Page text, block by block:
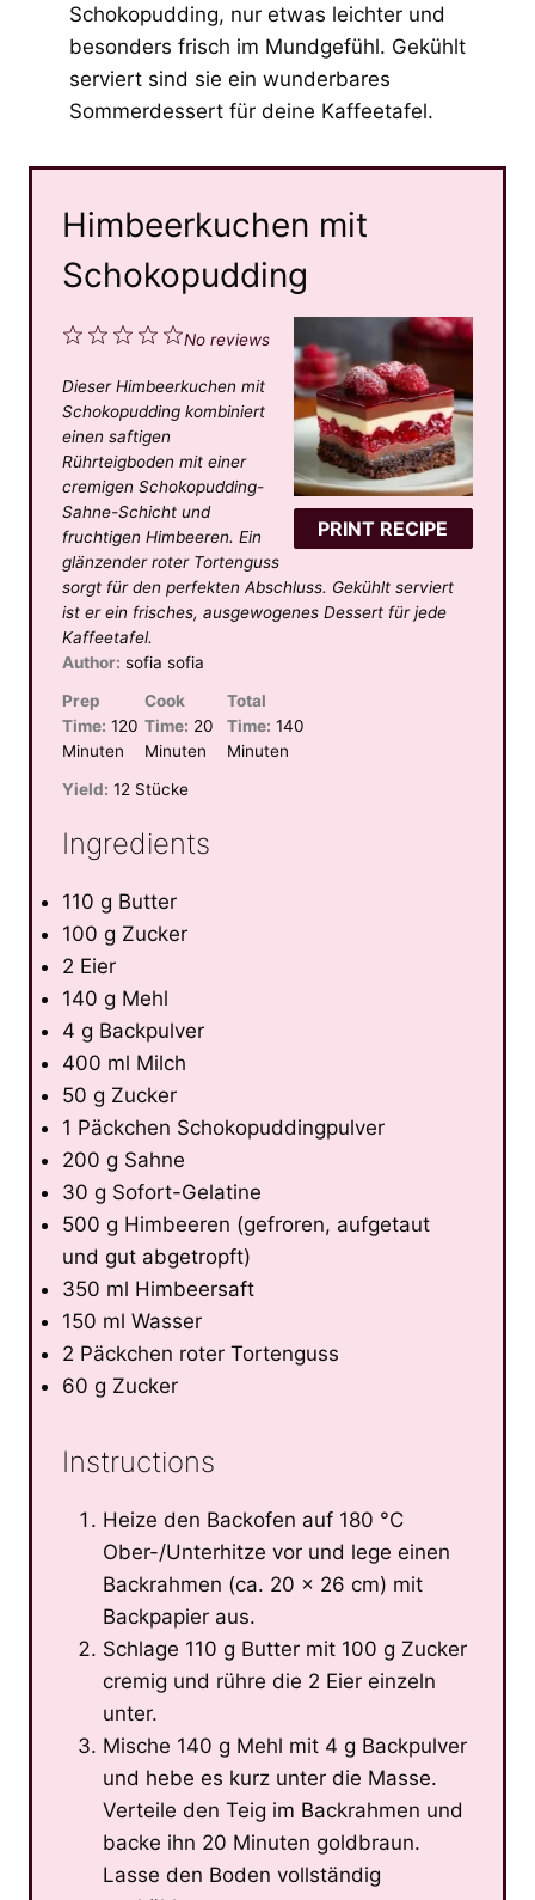
Schokopudding, nur etwas leichter und
besonders frisch im Mundgefühl. Gekühlt
serviert sind sie ein wunderbares
Sommerdessert für deine Kaffeetafel.
Himbeerkuchen mit
Schokopudding
PRINT RECIPE
5
t
r
s
4
t
a
r
s
3
t
a
r
s
2
t
a
r
s
1
t
a
r
No reviews
Dieser Himbeerkuchen mit
Schokopudding kombiniert
einen saftigen
Rührteigboden mit einer
cremigen Schokopudding-
Sahne-Schicht und
fruchtigen Himbeeren. Ein
glänzender roter Tortenguss
sorgt für den perfekten Abschluss. Gekühlt serviert
ist er ein frisches, ausgewogenes Dessert für jede
Kaffeetafel.
Author: sofia sofia
Prep
Time: 120
Minuten
Cook
Time: 20
Minuten
Total
Time: 140
Minuten
Yield: 12 Stücke
Ingredients
110 g Butter
100 g Zucker
2 Eier
140 g Mehl
4 g Backpulver
400 ml Milch
50 g Zucker
1 Päckchen Schokopuddingpulver
200 g Sahne
30 g Sofort-Gelatine
500 g Himbeeren (gefroren, aufgetaut
und gut abgetropft)
350 ml Himbeersaft
150 ml Wasser
2 Päckchen roter Tortenguss
60 g Zucker
Instructions
Heize den Backofen auf 180 °C
Ober-/Unterhitze vor und lege einen
Backrahmen (ca. 20 × 26 cm) mit
Backpapier aus.
Schlage 110 g Butter mit 100 g Zucker
cremig und rühre die 2 Eier einzeln
unter.
Mische 140 g Mehl mit 4 g Backpulver
und hebe es kurz unter die Masse.
Verteile den Teig im Backrahmen und
backe ihn 20 Minuten goldbraun.
Lasse den Boden vollständig